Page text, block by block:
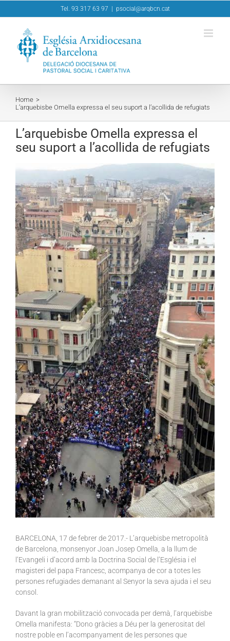
to
Tel. 93 317 63 97 psocial@arqbcn.cat
Home
L’arquebisbe Omella expressa el seu suport a l’acollida de refugiats
L’arquebisbe Omella expressa el
seu suport a l’acollida de refugiats
Image
BARCELONA, 17 de febrer de 2017.- L’arquebisbe metropolità
de Barcelona, monsenyor Joan Josep Omella, a la llum de
l’Evangeli i d’acord amb la Doctrina Social de l’Església i el
magisteri del papa Francesc, acompanya de cor a totes les
persones refugiades demanant al Senyor la seva ajuda i el seu
consol.
Davant la gran mobilització convocada per demà, l’arquebisbe
Omella manifesta: “Dono gràcies a Déu per la generositat del
nostre poble en l’acompanyament de les persones que